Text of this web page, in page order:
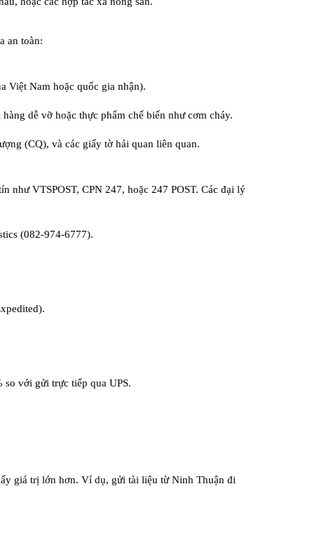
an toàn:
Việt Nam hoặc quốc gia nhận).
dễ vỡ hoặc thực phẩm chế biến như cơm cháy.
(CQ), và các giấy tờ hải quan liên quan.
như VTSPOST, CPN 247, hoặc 247 POST. Các đại lý
(082-974-6777).
với gửi trực tiếp qua UPS.
giá trị lớn hơn. Ví dụ, gửi tài liệu từ Ninh Thuận đi